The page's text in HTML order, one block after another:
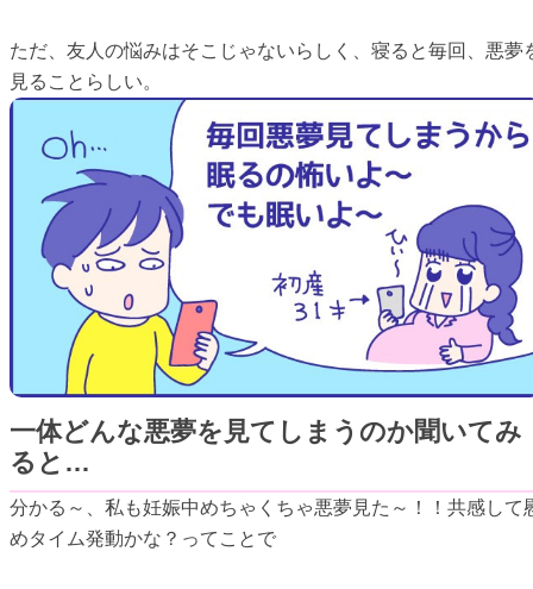
ただ、友人の悩みはそこじゃないらしく、寝ると毎回、悪夢
見ることらしい。
一体どんな悪夢を見てしまうのか聞いてみ
ると…
分かる～、私も妊娠中めちゃくちゃ悪夢見た～！！共感して
めタイム発動かな？ってことで